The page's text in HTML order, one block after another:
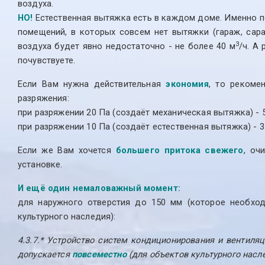
воздуха.
НО! Естественная вытяжка есть в каждом доме. Именно
помещений, в которых совсем нет вытяжки (гараж,
воздуха будет явно недостаточно - не более 40 м3/ч. А
почувствуете.
Если Вам нужна действительнаяэкономия, то
разряжения:
при разряжении 20 Па (создаёт механическая вытяжка) -
при разряжении 10 Па (создаёт естественная вытяжка) -
Если же Вам хочется большего притока свежего,
установке.
И ещё один немаловажный момент:
для наружного отверстия до 150 мм (которое
культурного наследия):
4.3.7.* Устройство систем кондиционирования и
допускаетсяповсеместно(для объектов культурного